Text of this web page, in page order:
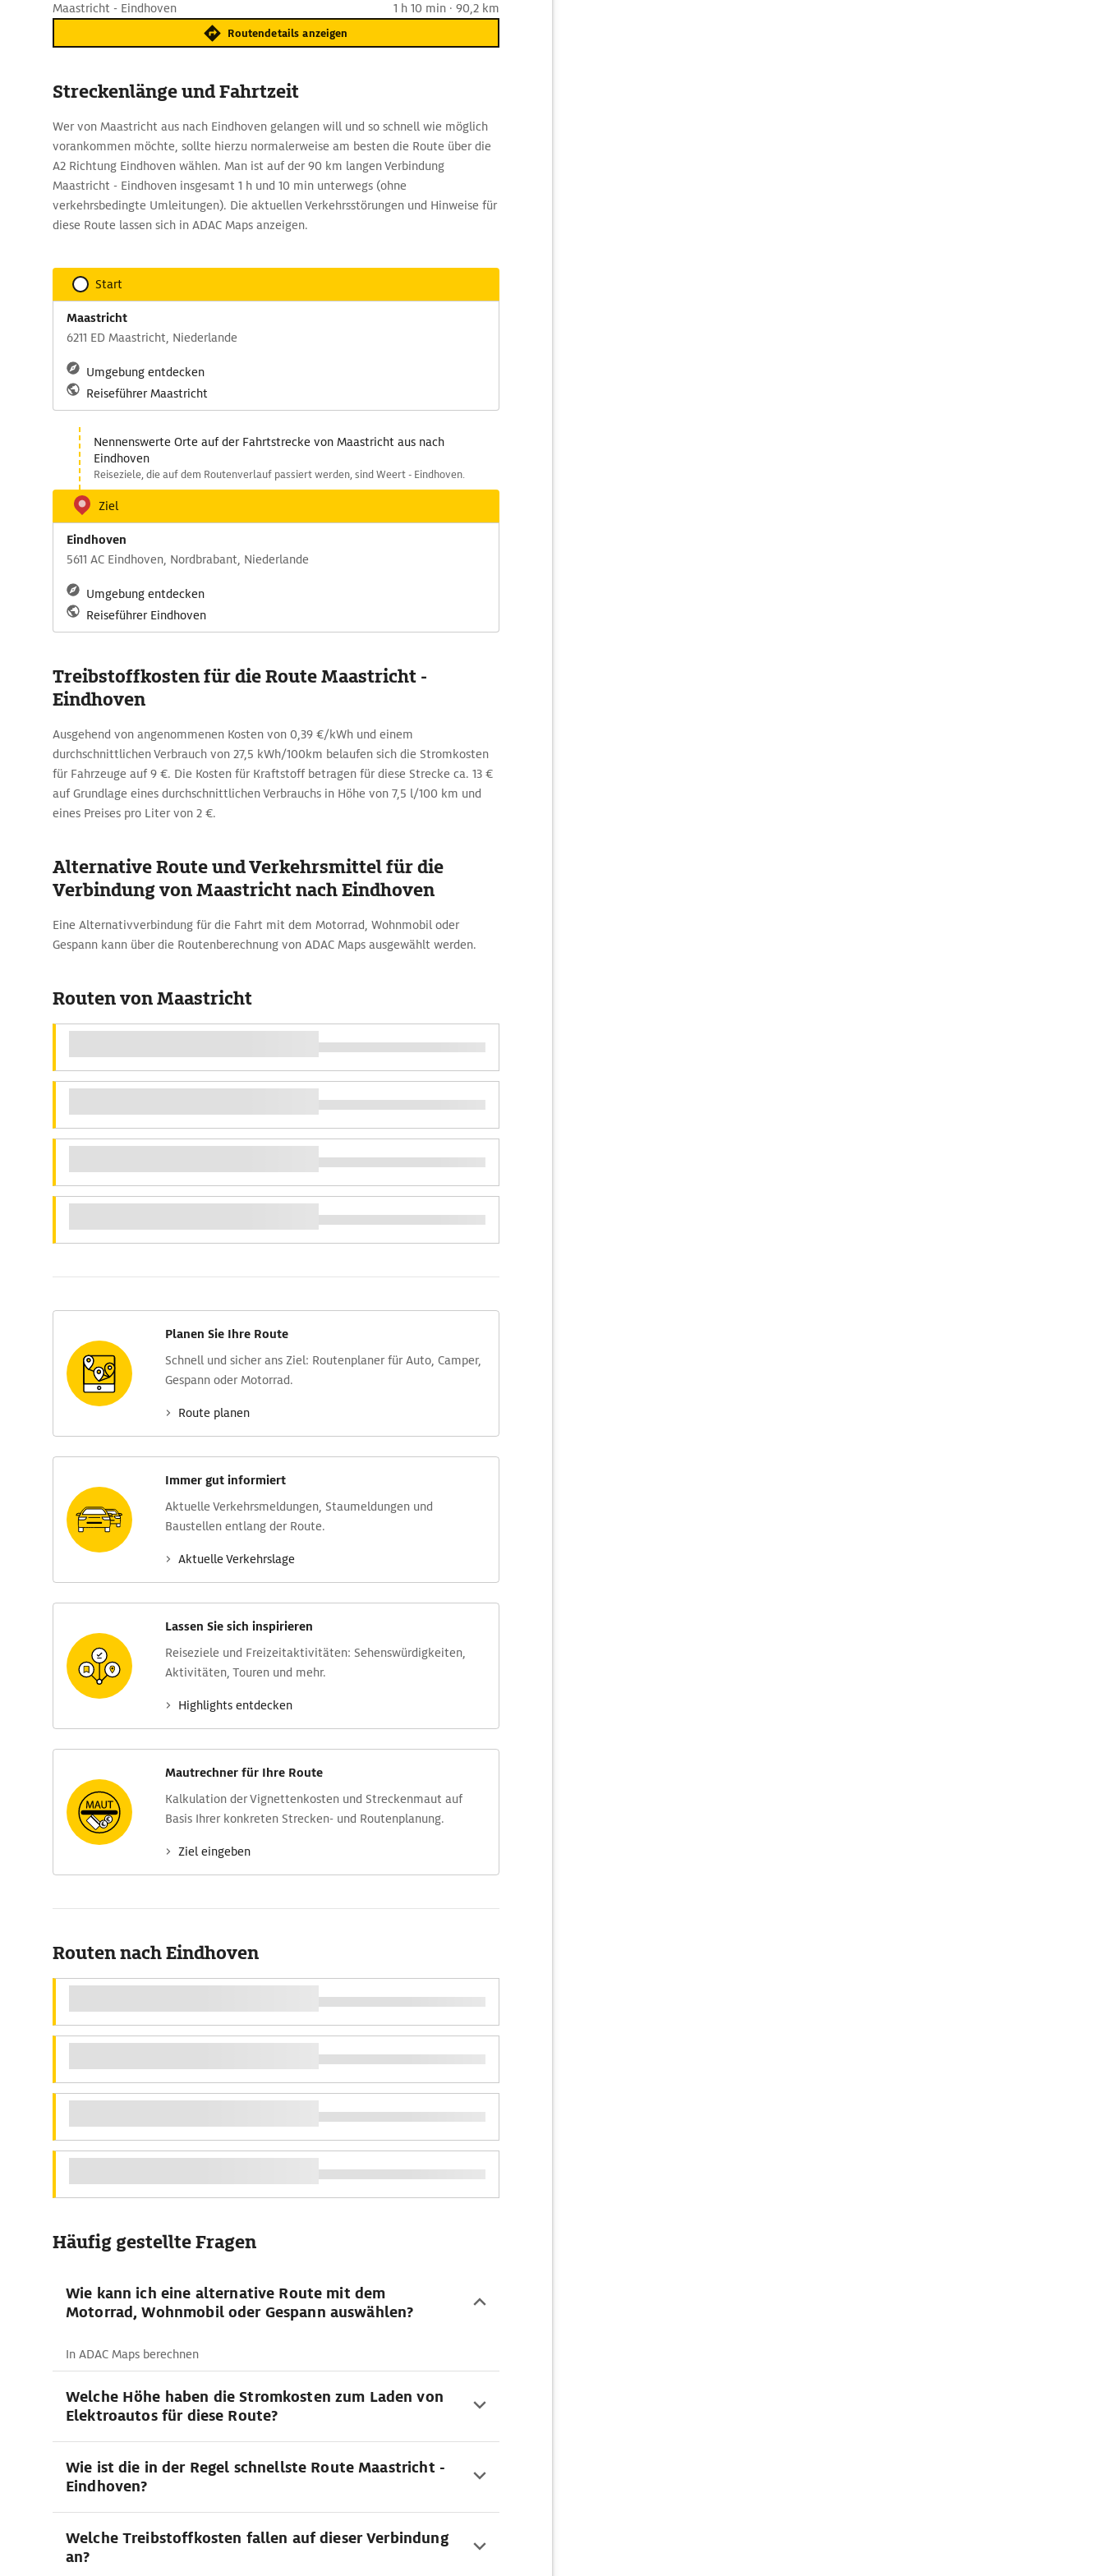
Maastricht - Eindhoven 1 h 10 min · 90,2 km
Routendetails anzeigen
Streckenlänge und Fahrtzeit
Wer von Maastricht aus nach Eindhoven gelangen will und so schnell wie möglich
vorankommen möchte, sollte hierzu normalerweise am besten die Route über die
A2 Richtung Eindhoven wählen. Man ist auf der 90 km langen Verbindung
Maastricht - Eindhoven insgesamt 1 h und 10 min unterwegs (ohne
verkehrsbedingte Umleitungen). Die aktuellen Verkehrsstörungen und Hinweise für
diese Route lassen sich in ADAC Maps anzeigen.
Start
Maastricht
6211 ED Maastricht, Niederlande
Umgebung entdecken
Reiseführer Maastricht
Nennenswerte Orte auf der Fahrtstrecke von Maastricht aus nach
Eindhoven
Reiseziele, die auf dem Routenverlauf passiert werden, sind Weert - Eindhoven.
Ziel
Eindhoven
5611 AC Eindhoven, Nordbrabant, Niederlande
Umgebung entdecken
Reiseführer Eindhoven
Treibstoffkosten für die Route Maastricht -
Eindhoven
Ausgehend von angenommenen Kosten von 0,39 €/kWh und einem
durchschnittlichen Verbrauch von 27,5 kWh/100km belaufen sich die Stromkosten
für Fahrzeuge auf 9 €. Die Kosten für Kraftstoff betragen für diese Strecke ca. 13 €
auf Grundlage eines durchschnittlichen Verbrauchs in Höhe von 7,5 l/100 km und
eines Preises pro Liter von 2 €.
Alternative Route und Verkehrsmittel für die
Verbindung von Maastricht nach Eindhoven
Eine Alternativverbindung für die Fahrt mit dem Motorrad, Wohnmobil oder
Gespann kann über die Routenberechnung von ADAC Maps ausgewählt werden.
Routen von Maastricht
Planen Sie Ihre Route
Schnell und sicher ans Ziel: Routen­planer für Auto, Camper,
Gespann oder Motorrad.
Route planen
Immer gut informiert
Aktuelle Verkehrs­meldungen, Stau­meldungen und
Baustellen entlang der Route.
Aktuelle Verkehrs­lage
Lassen Sie sich inspirieren
Reise­ziele und Freizeit­aktivitäten: Sehens­würdig­keiten,
Aktivitäten, Touren und mehr.
Highlights entdecken
Mautrechner für Ihre Route
Kalkulation der Vignettenkosten und Streckenmaut auf
Basis Ihrer konkreten Strecken- und Routenplanung.
Ziel eingeben
Routen nach Eindhoven
Häufig gestellte Fragen
Wie kann ich eine alternative Route mit dem
Motorrad, Wohnmobil oder Gespann auswählen?
In ADAC Maps berechnen
Welche Höhe haben die Stromkosten zum Laden von
Elektroautos für diese Route?
Wie ist die in der Regel schnellste Route Maastricht -
Eindhoven?
Welche Treibstoffkosten fallen auf dieser Verbindung
an?